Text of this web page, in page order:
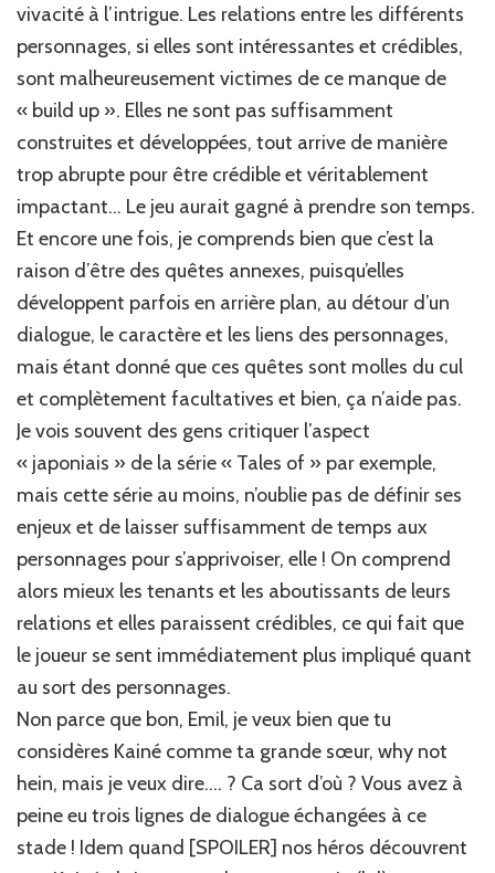
vivacité à l’intrigue. Les relations entre les différents
personnages, si elles sont intéressantes et crédibles,
sont malheureusement victimes de ce manque de
« build up ». Elles ne sont pas suffisamment
construites et développées, tout arrive de manière
trop abrupte pour être crédible et véritablement
impactant… Le jeu aurait gagné à prendre son temps.
Et encore une fois, je comprends bien que c’est la
raison d’être des quêtes annexes, puisqu’elles
développent parfois en arrière plan, au détour d’un
dialogue, le caractère et les liens des personnages,
mais étant donné que ces quêtes sont molles du cul
et complètement facultatives et bien, ça n’aide pas.
Je vois souvent des gens critiquer l’aspect
« japoniais » de la série « Tales of » par exemple,
mais cette série au moins, n’oublie pas de définir ses
enjeux et de laisser suffisamment de temps aux
personnages pour s’apprivoiser, elle ! On comprend
alors mieux les tenants et les aboutissants de leurs
relations et elles paraissent crédibles, ce qui fait que
le joueur se sent immédiatement plus impliqué quant
au sort des personnages.
Non parce que bon, Emil, je veux bien que tu
considères Kainé comme ta grande sœur, why not
hein, mais je veux dire…. ? Ca sort d’où ? Vous avez à
peine eu trois lignes de dialogue échangées à ce
stade ! Idem quand [SPOILER] nos héros découvrent